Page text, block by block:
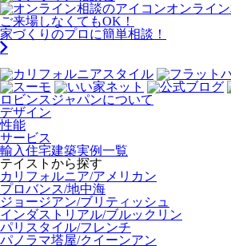
オンライ
ご来場しなくてもOK！
家づくりのプロに簡単相談！
ロビンスジャパンについて
デザイン
性能
サービス
輸入住宅建築実例一覧
テイストから探す
カリフォルニア/アメリカン
プロバンス/地中海
ジョージアン/ブリティッシュ
インダストリアル/ブルックリン
パリスタイル/フレンチ
パノラマ塔屋/クイーンアン